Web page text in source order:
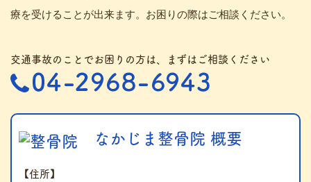
療を受けることが出来ます。お困りの際はご相談ください。
交通事故のことでお困りの方は、まずはご相談ください
なかじま整骨院 概要
【住所】